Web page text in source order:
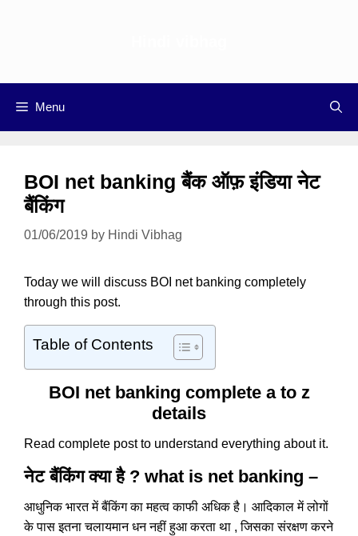
Menu
BOI net banking बैंक ऑफ़ इंडिया नेट
बैंकिंग
01/06/2019 by Hindi Vibhag
Today we will discuss BOI net banking completely
through this post.
Table of Contents
BOI net banking complete a to z
details
Read complete post to understand everything about it.
नेट बैंकिंग क्या है ? what is net banking –
आधुनिक भारत में बैंकिंग का महत्व काफी अधिक है। आदिकाल में लोगों
के पास इतना चलायमान धन नहीं हुआ करता था , जिसका संरक्षण करने